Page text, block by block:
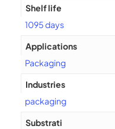
Shelf life
1095 days
Applications
Packaging
Industries
packaging
Substrati